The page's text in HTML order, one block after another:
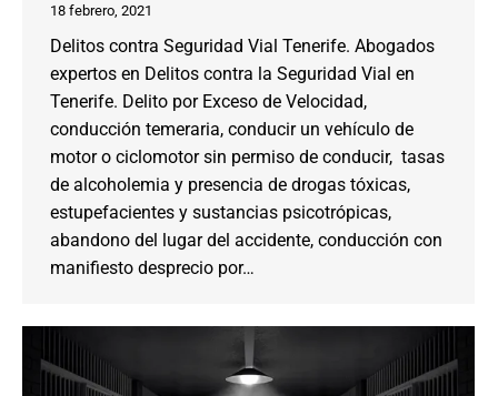
18 febrero, 2021
Delitos contra Seguridad Vial Tenerife. Abogados
expertos en Delitos contra la Seguridad Vial en
Tenerife. Delito por Exceso de Velocidad,
conducción temeraria, conducir un vehículo de
motor o ciclomotor sin permiso de conducir, tasas
de alcoholemia y presencia de drogas tóxicas,
estupefacientes y sustancias psicotrópicas,
abandono del lugar del accidente, conducción con
manifiesto desprecio por…